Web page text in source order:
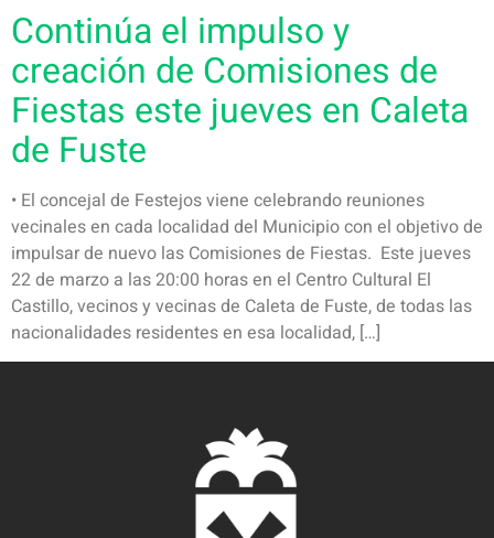
Continúa el impulso y
creación de Comisiones de
Fiestas este jueves en Caleta
de Fuste
• El concejal de Festejos viene celebrando reuniones
vecinales en cada localidad del Municipio con el objetivo de
impulsar de nuevo las Comisiones de Fiestas. Este jueves
22 de marzo a las 20:00 horas en el Centro Cultural El
Castillo, vecinos y vecinas de Caleta de Fuste, de todas las
nacionalidades residentes en esa localidad, […]